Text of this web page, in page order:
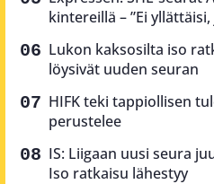
kintereillä – ”Ei
Lukon kaksosilta iso
löysivät uuden seuran
HIFK teki tappiollisen
perustelee
IS: Liigaan uusi seura
Iso ratkaisu lähestyy